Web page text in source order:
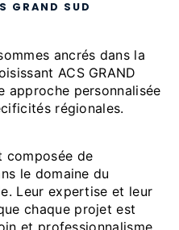
GRAND SUD
ancrés dans la
ACS GRAND
approche personnalisée
régionales.
composée de
le domaine du
Leur expertise et leur
chaque projet est
et professionnalisme.